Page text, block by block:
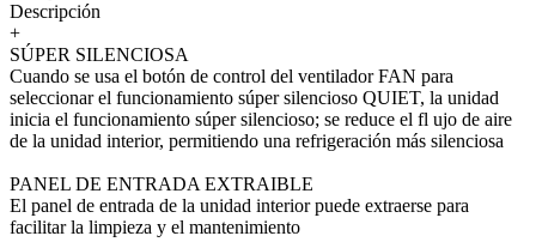
Descripción
+
SÚPER SILENCIOSA
Cuando se usa el botón de control del ventilador FAN para
seleccionar el funcionamiento súper silencioso QUIET, la unidad
inicia el funcionamiento súper silencioso; se reduce el fl ujo de aire
de la unidad interior, permitiendo una refrigeración más silenciosa
PANEL DE ENTRADA EXTRAIBLE
El panel de entrada de la unidad interior puede extraerse para
facilitar la limpieza y el mantenimiento